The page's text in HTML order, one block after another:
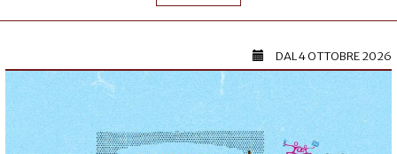
DAL4 OTTOBRE 2026